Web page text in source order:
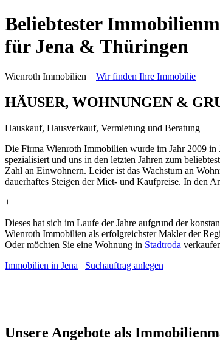
Beliebtester
für Jena & Thüringen
Wienroth Immobilien Wir finden Ihre Immobilie
HÄUSER, WOHNUNGEN &
Hauskauf, Hausverkauf, Vermietung und Beratung
Die Firma Wienroth Immobilien wurde im Jahr 2009 in
spezialisiert und uns in den letzten Jahren zum
Zahl an Einwohnern. Leider ist das Wachstum an
dauerhaftes Steigen der Miet- und Kaufpreise. In den
+
Dieses hat sich im Laufe der Jahre aufgrund der
Wienroth Immobilien als erfolgreichster Makler der
Oder möchten Sie eine Wohnung in Stadtroda
Immobilien in Jena
Suchauftrag anlegen
Unsere Angebote als